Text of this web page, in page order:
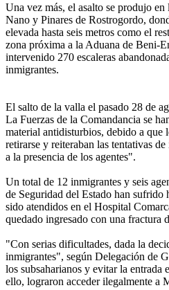
Una vez más, el asalto se produjo
Nano y Pinares de Rostrogordo,
elevada hasta seis metros como el
zona próxima a la Aduana de Beni-
intervenido 270 escaleras
inmigrantes.
El salto de la valla el pasado 28 de
La Fuerzas de la Comandancia se
material antidisturbios, debido a que
retirarse y reiteraban las tentativas
a la presencia de los agentes".
Un total de 12 inmigrantes y seis
de Seguridad del Estado han sufrido
sido atendidos en el Hospital
quedado ingresado con una fractura
"Con serias dificultades, dada la
inmigrantes", según Delegación de
los subsaharianos y evitar la entrada
ello, lograron acceder ilegalmente a